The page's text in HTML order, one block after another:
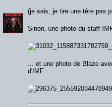
(je sais, je tire une tête pas
Sinon, une photo du staff
... et une photo de Blaze
d'IMF :